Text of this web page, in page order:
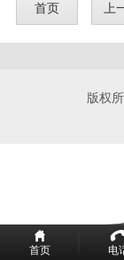
首页 上
版权
首页 电